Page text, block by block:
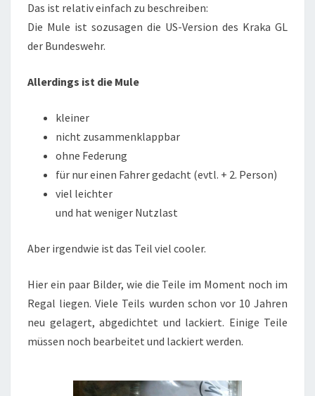
Das ist relativ einfach zu beschreiben:
Die Mule ist sozusagen die US-Version des Kraka GL
der Bundeswehr.
Allerdings ist die Mule
kleiner
nicht zusammenklappbar
ohne Federung
für nur einen Fahrer gedacht (evtl. + 2. Person)
viel leichter
und hat weniger Nutzlast
Aber irgendwie ist das Teil viel cooler.
Hier ein paar Bilder, wie die Teile im Moment noch im
Regal liegen. Viele Teils wurden schon vor 10 Jahren
neu gelagert, abgedichtet und lackiert. Einige Teile
müssen noch bearbeitet und lackiert werden.